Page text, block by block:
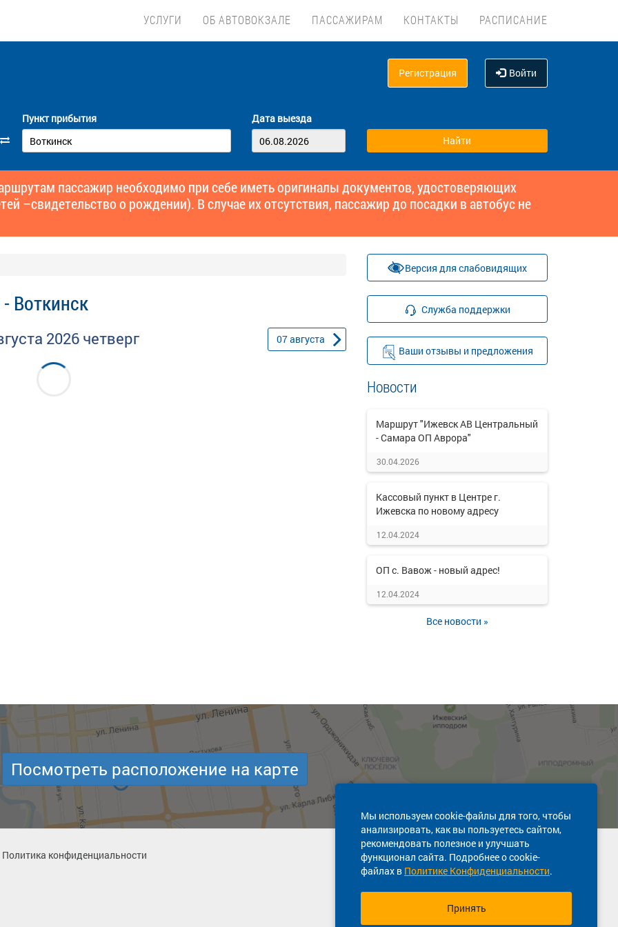
УСЛУГИ ОБ АВТОВОКЗАЛЕ ПАССАЖИРАМ КОНТАКТЫ РАСПИСАНИЕ
Регистрация Войти
Пункт прибытия Дата выезда
пассажир необходимо при себе иметь оригиналы документов, удостоверяющих
–свидетельство о рождении). В случае их отсутствия, пассажир до посадки в автобус не
Воткинск
2026 четверг 07августа
Версия для слабовидящих
Служба поддержки
Ваши отзывы и предложения
Новости
Маршрут "Ижевск АВ Центральный
- Самара ОП Аврора"
30.04.2026
Кассовый пункт в Центре г.
Ижевска по новому адресу
12.04.2024
ОП с. Вавож - новый адрес!
12.04.2024
Все новости »
Мы используем cookie-файлы для того, чтобы
анализировать, как вы пользуетесь сайтом,
рекомендовать полезное и улучшать
функционал сайта. Подробнее о cookie-
файлах в Политике Конфиденциальности.
Принять
Посмотреть расположение на карте
Политика конфиденциальности Техническая поддержка сайта
8 800 600-03-38